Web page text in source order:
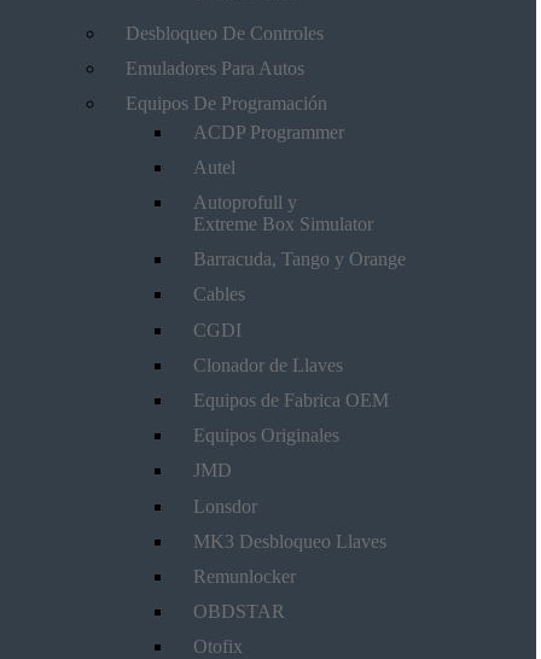
Desbloqueo De Controles
Emuladores Para Autos
Equipos De Programación
ACDP Programmer
Autel
Autoprofull y
Extreme Box Simulator
Barracuda, Tango y Orange
Cables
CGDI
Clonador de Llaves
Equipos de Fabrica OEM
Equipos Originales
JMD
Lonsdor
MK3 Desbloqueo Llaves
Remunlocker
OBDSTAR
Otofix